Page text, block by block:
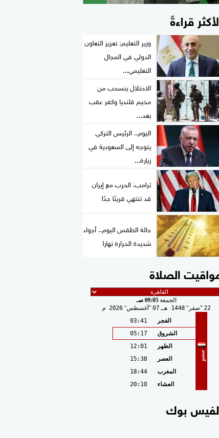
قراءةً
وزير التعليم: تعزيز التعاون
الدولي في المجال
التعليمي...
الاحتلال ينسحب من
مخيم قلنديا وكفر عقب
بعد...
اليوم.. الرئيس التركي
يتوجه إلى السعودية في
زيارة...
ترامب: الحرب مع إيران
قد تنتهي قريبًا جدًا
حالة الطقس اليوم.. أجواء
شديدة الحرارة نهارا
الصلاة
الجمعة 09:05 صـ
22 صفر 1448 هـ 07 أغسطس 2026 م
مصر
الفجر
03:41
الشروق
05:17
الظهر
12:01
العصر
15:38
المغرب
18:44
العشاء
20:10
بوك